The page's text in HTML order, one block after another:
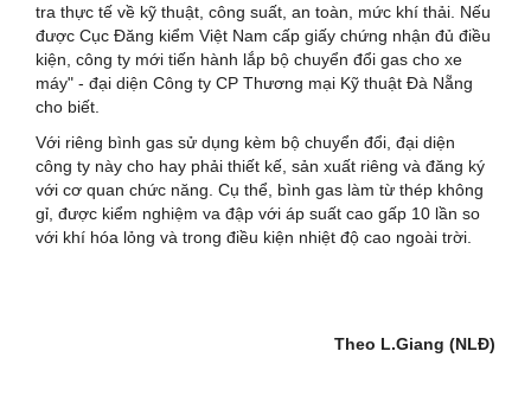
tra thực tế về kỹ thuật, công suất, an toàn, mức khí thải. Nếu
được Cục Đăng kiểm Việt Nam cấp giấy chứng nhận đủ điều
kiện, công ty mới tiến hành lắp bộ chuyển đổi gas cho xe
máy" - đại diện Công ty CP Thương mại Kỹ thuật Đà Nẵng
cho biết.
Với riêng bình gas sử dụng kèm bộ chuyển đổi, đại diện
công ty này cho hay phải thiết kế, sản xuất riêng và đăng ký
với cơ quan chức năng. Cụ thể, bình gas làm từ thép không
gỉ, được kiểm nghiệm va đập với áp suất cao gấp 10 lần so
với khí hóa lỏng và trong điều kiện nhiệt độ cao ngoài trời.
Theo L.Giang (NLĐ)